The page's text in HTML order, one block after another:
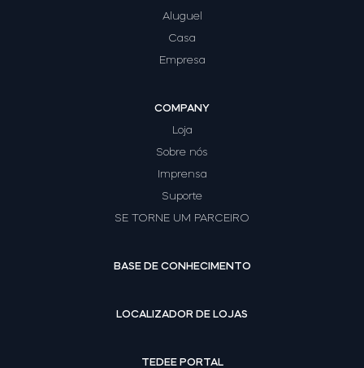
Aluguel
Casa
Empresa
COMPANY
Loja
Sobre nós
Imprensa
Suporte
SE TORNE UM PARCEIRO
BASE DE CONHECIMENTO
LOCALIZADOR DE LOJAS
TEDEE PORTAL